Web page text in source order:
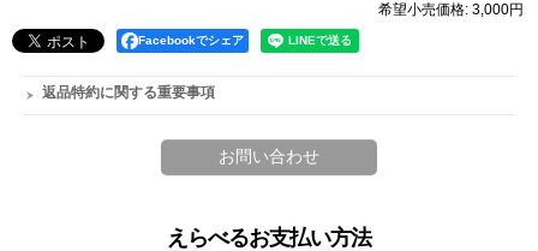
希望小売価格: 3,000円
Facebookでシェア
返品特約に関する重要事項
えらべるお支払い方法